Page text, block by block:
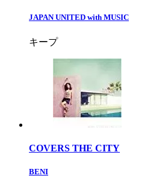
JAPAN UNITED with MUSIC
キープ
COVERS THE CITY
BENI